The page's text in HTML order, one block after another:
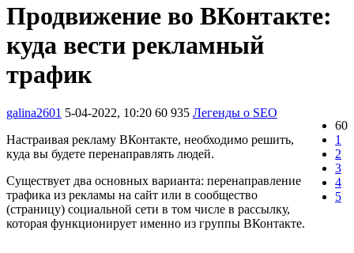
Продвижение во ВКонтакте:
куда вести рекламный
трафик
galina2601 5-04-2022, 10:20 60 935 Легенды о SEO
60
1
2
3
4
5
Настраивая рекламу ВКонтакте, необходимо решить,
куда вы будете перенаправлять людей.
Существует два основных варианта: перенаправление
трафика из рекламы на сайт или в сообщество
(страницу) социальной сети в том числе в рассылку,
которая функционирует именно из группы ВКонтакте.